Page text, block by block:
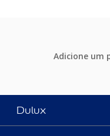
Adicione um
Dulux